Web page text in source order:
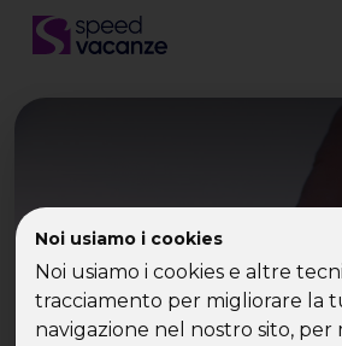
Noi usiamo i cookies
Noi usiamo i cookies e altre
tracciamento per migliorare la
navigazione nel nostro sito, per
Il ponte del 2
sapore di